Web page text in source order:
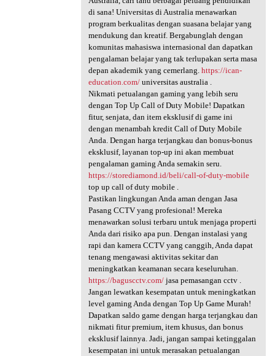
di sana! Universitas di Australia menawarkan
program berkualitas dengan suasana belajar yang
mendukung dan kreatif. Bergabunglah dengan
komunitas mahasiswa internasional dan dapatkan
pengalaman belajar yang tak terlupakan serta masa
depan akademik yang cemerlang. https://ican-
education.com/universitas australia .
Nikmati petualangan gaming yang lebih seru
dengan Top Up Call of Duty Mobile! Dapatkan
fitur, senjata, dan item eksklusif di game ini
dengan menambah kredit Call of Duty Mobile
Anda. Dengan harga terjangkau dan bonus-bonus
eksklusif, layanan top-up ini akan membuat
pengalaman gaming Anda semakin seru.
https://storediamond.id/beli/call-of-duty-mobile
top up call of duty mobile .
Pastikan lingkungan Anda aman dengan Jasa
Pasang CCTV yang profesional! Mereka
menawarkan solusi terbaru untuk menjaga properti
Anda dari risiko apa pun. Dengan instalasi yang
rapi dan kamera CCTV yang canggih, Anda dapat
tenang mengawasi aktivitas sekitar dan
meningkatkan keamanan secara keseluruhan.
https://baguscctv.com/jasa pemasangan cctv .
Jangan lewatkan kesempatan untuk meningkatkan
level gaming Anda dengan Top Up Game Murah!
Dapatkan saldo game dengan harga terjangkau dan
nikmati fitur premium, item khusus, dan bonus
eksklusif lainnya. Jadi, jangan sampai ketinggalan
kesempatan ini untuk merasakan petualangan